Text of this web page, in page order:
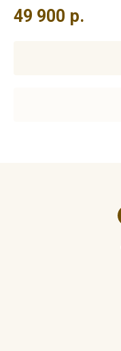
49 900 р.